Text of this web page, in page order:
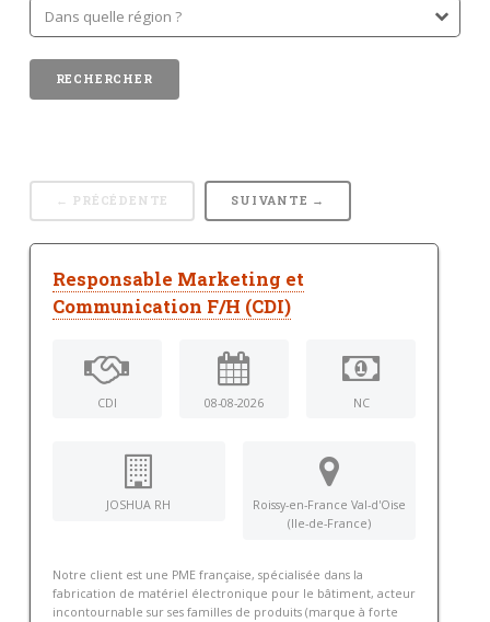
← PRÉCÉDENTE SUIVANTE →
Responsable Marketing et
Communication F/H (CDI)
CDI 08-08-2026 NC
JOSHUA RH
Roissy-en-France Val-d'Oise
(Ile-de-France)
Notre client est une PME française, spécialisée dans la
fabrication de matériel électronique pour le bâtiment, acteur
incontournable sur ses familles de produits (marque à forte